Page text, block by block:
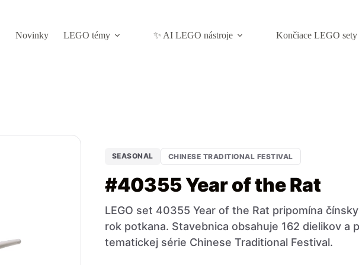
Novinky
LEGO témy ✨ AI LEGO nástroje Končiace LEGO sety
SEASONAL CHINESE TRADITIONAL FESTIVAL
#40355 Year of the Rat
LEGO set 40355 Year of the Rat pripomína
rok potkana. Stavebnica obsahuje 162 dielikov a
tematickej série Chinese Traditional Festival.